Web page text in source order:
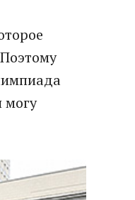
могу